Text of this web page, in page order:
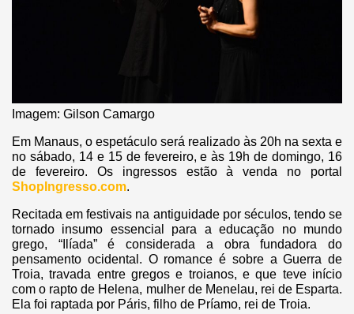
Imagem: Gilson Camargo
Em Manaus, o espetáculo será realizado às 20h na sexta e
no sábado, 14 e 15 de fevereiro, e às 19h de domingo, 16
de fevereiro. Os ingressos estão à venda no portal
ShopIngresso.com.
Recitada em festivais na antiguidade por séculos, tendo se
tornado insumo essencial para a educação no mundo
grego, “Ilíada” é considerada a obra fundadora do
pensamento ocidental. O romance é sobre a Guerra de
Troia, travada entre gregos e troianos, e que teve início
com o rapto de Helena, mulher de Menelau, rei de Esparta.
Ela foi raptada por Páris, filho de Príamo, rei de Troia.